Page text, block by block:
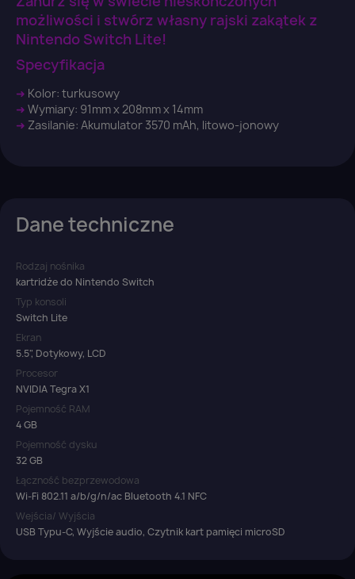
możliwości i stwórz własny rajski zakątek z
Nintendo Switch Lite!
Specyfikacja
➜ Kolor: turkusowy
➜ Wymiary: 91mm x 208mm x 14mm
➜ Zasilanie: Akumulator 3570 mAh, litowo-jonowy
Dane techniczne
Rodzaj nośnika
kartridże do Nintendo Switch
Typ konsoli
Switch Lite
Ekran
5.5", Dotykowy, LCD
Procesor
NVIDIA Tegra X1
Pojemność RAM
4 GB
Pojemność dysku
32 GB
Łączność bezprzewodowa
Wi-Fi 802.11 a/b/g/n/ac Bluetooth 4.1 NFC
Wejścia/ Wyjścia
USB Typu-C, Wyjście audio, Czytnik kart pamięci microSD
Anuluj